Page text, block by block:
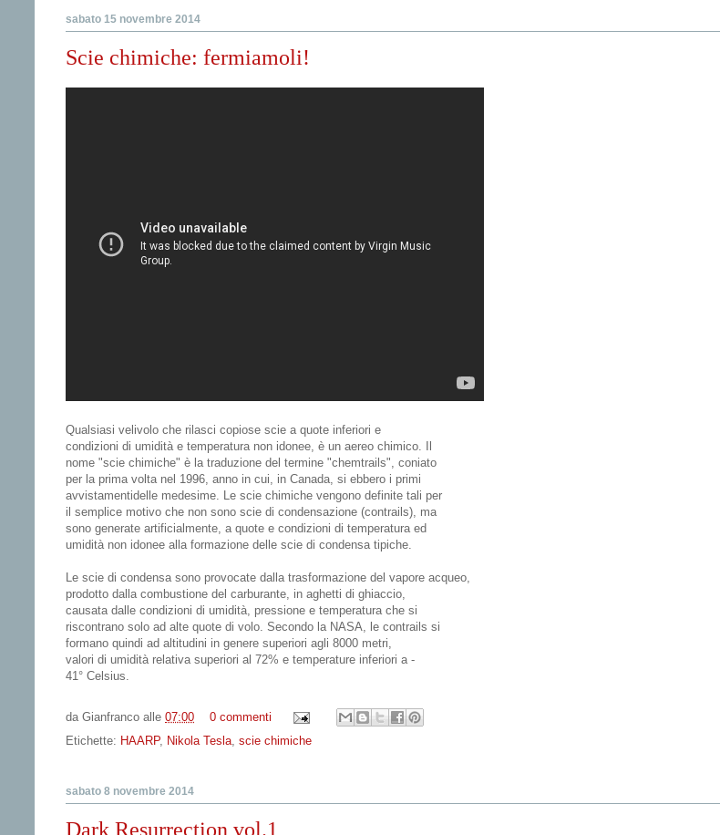
sabato 15 novembre 2014
Scie chimiche: fermiamoli!
Qualsiasi velivolo che rilasci copiose scie a quote inferiori e
condizioni di umidità e temperatura non idonee, è un aereo chimico. Il
nome "scie chimiche" è la traduzione del termine "chemtrails", coniato
per la prima volta nel 1996, anno in cui, in Canada, si ebbero i primi
avvistamentidelle medesime. Le scie chimiche vengono definite tali per
il semplice motivo che non sono scie di condensazione (contrails), ma
sono generate artificialmente, a quote e condizioni di temperatura ed
umidità non idonee alla formazione delle scie di condensa tipiche.
Le scie di condensa sono provocate dalla trasformazione del vapore acqueo,
prodotto dalla combustione del carburante, in aghetti di ghiaccio,
causata dalle condizioni di umidità, pressione e temperatura che si
riscontrano solo ad alte quote di volo. Secondo la NASA, le contrails si
formano quindi ad altitudini in genere superiori agli 8000 metri,
valori di umidità relativa superiori al 72% e temperature inferiori a -
41° Celsius.
da Gianfranco alle 07:00
0 commenti
Etichette: HAARP, Nikola Tesla, scie chimiche
sabato 8 novembre 2014
Dark Resurrection vol.1